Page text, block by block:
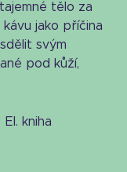
tělo za
jako příčina
svým
pod kůží,
el. kniha